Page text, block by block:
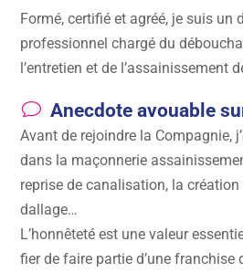
Formé, certifié et agréé, je suis un
professionnel chargé du
l’entretien et de l’assainissement
v Anecdote avouable
Avant de rejoindre la Compagnie,
dans la maçonnerie
reprise de canalisation, la création
dallage…
L’honnêteté est une valeur
fier de faire partie d’une franchise